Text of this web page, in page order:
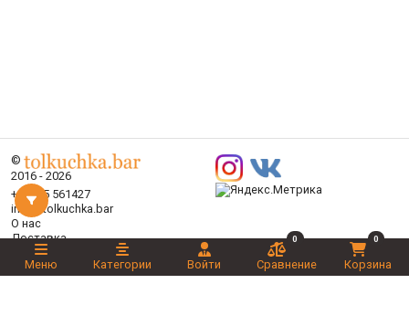
©
2016 - 2026
+99365 561427
info@tolkuchka.bar
О нас
Доставка
Статьи
Бренды
Меню Категории Войти
0
Сравнение
0
Корзина